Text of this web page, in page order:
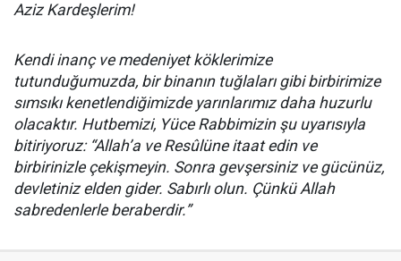
Aziz Kardeşlerim!
Kendi inanç ve medeniyet köklerimize
tutunduğumuzda, bir binanın tuğlaları gibi birbirimize
sımsıkı kenetlendiğimizde yarınlarımız daha huzurlu
olacaktır. Hutbemizi, Yüce Rabbimizin şu uyarısıyla
bitiriyoruz: “Allah’a ve Resûlüne itaat edin ve
birbirinizle çekişmeyin. Sonra gevşersiniz ve gücünüz,
devletiniz elden gider. Sabırlı olun. Çünkü Allah
sabredenlerle beraberdir.”